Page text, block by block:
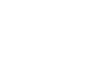
en Borkum)